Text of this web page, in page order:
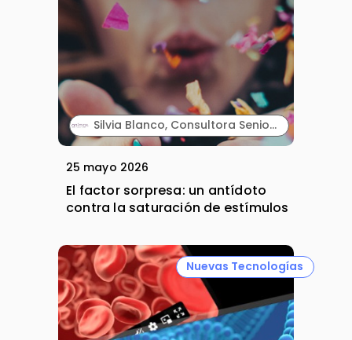
Silvia Blanco, Consultora Senior y Carla Vallès, Manager Senior. ANIMA.
25 mayo 2026
El factor sorpresa: un antídoto
contra la saturación de estímulos
Nuevas Tecnologías